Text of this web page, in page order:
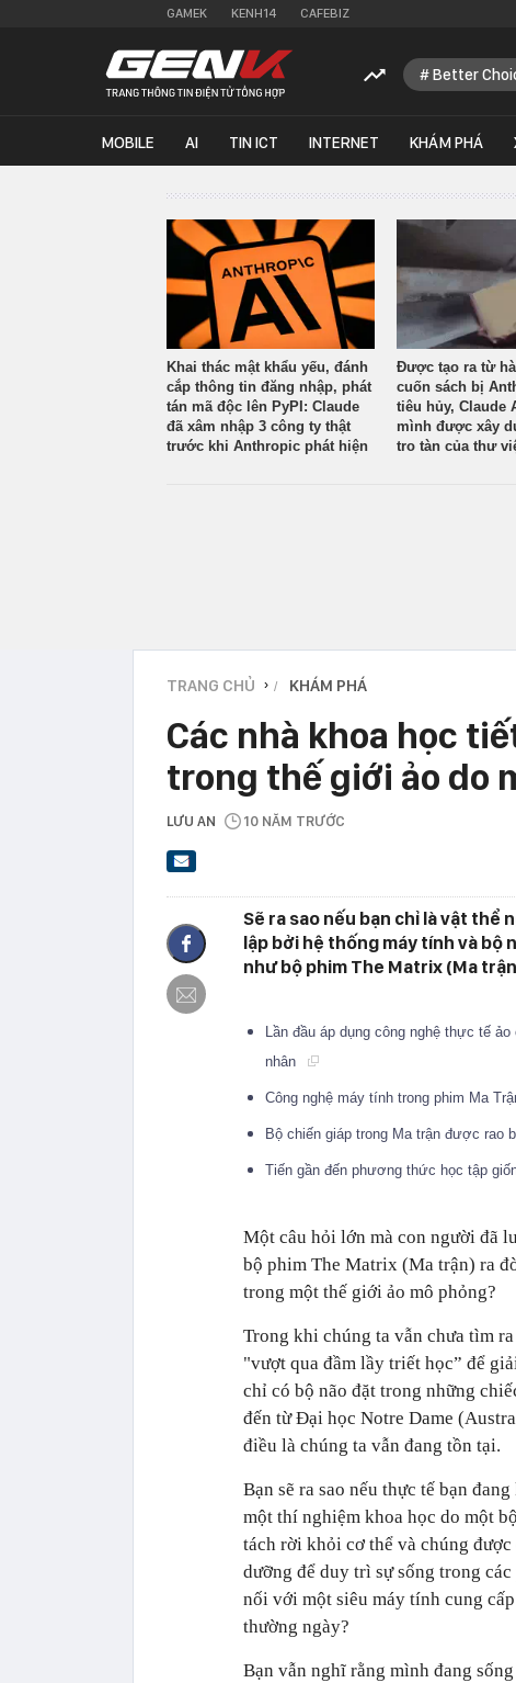
GAMEK KENH14 CAFEBIZ
Better
MOBILE AI TIN ICT INTERNET KHÁM PHÁ
Khai thác mật khẩu yếu, đánh
cắp thông tin đăng nhập, phát
tán mã độc lên PyPI: Claude
đã xâm nhập 3 công ty thật
trước khi Anthropic phát hiện
Được tạo ra từ
cuốn sách bị
tiêu hủy, Claude
mình được xây
tro tàn của thư
TRANG CHỦ › KHÁM PHÁ
Các nhà khoa học
trong thế giới ảo do
LƯU AN 10 NĂM TRƯỚC
Sẽ ra sao nếu bạn chỉ là vật
lập bởi hệ thống máy tính và
như bộ phim The Matrix (Ma
Lần đầu áp dụng công nghệ thực tế
nhân
Công nghệ máy tính trong phim Ma
Bộ chiến giáp trong Ma trận được rao
Tiến gần đến phương thức học tập
Một câu hỏi lớn mà con người đã
bộ phim The Matrix (Ma trận) ra
trong một thế giới ảo mô phỏng?
Trong khi chúng ta vẫn chưa tìm
"vượt qua đầm lầy triết học” để
chỉ có bộ não đặt trong những
đến từ Đại học Notre Dame
điều là chúng ta vẫn đang tồn tại.
Bạn sẽ ra sao nếu thực tế bạn
một thí nghiệm khoa học do một
tách rời khỏi cơ thể và chúng
dưỡng để duy trì sự sống trong
nối với một siêu máy tính cung
thường ngày?
Bạn vẫn nghĩ rằng mình đang